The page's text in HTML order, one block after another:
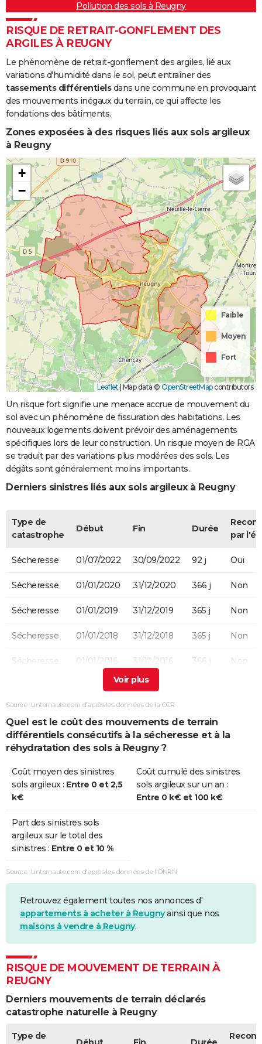
Pollution des sols à Reugny
RISQUE DE RETRAIT-GONFLEMENT DES
ARGILES À REUGNY
Le phénomène de retrait-gonflement des argiles, lié aux
variations d'humidité dans le sol, peut entraîner des
tassements différentielsdans une commune en provoquant
des mouvements inégaux du terrain, ce qui affecte les
fondations des bâtiments.
Zones exposées à des risques liés aux sols argileux
à Reugny
+
−
Faible
Moyen
Fort
Leaflet| Map data © OpenStreetMapcontributors
Un risque fort signifie une menace accrue de mouvement du
sol avec un phénomène de fissuration des habitations. Les
nouveaux logements doivent prévoir des aménagements
spécifiques lors de leur construction. Un risque moyen de RGA
se traduit par des variations plus modérées des sols. Les
dégâts sont généralement moins importants.
Derniers sinistres liés aux sols argileux à Reugny
Type de
catastrophe
Début Fin Durée
par
Sécheresse 01/07/2022 30/09/2022 92 j Oui
Sécheresse 01/01/2020 31/12/2020 366 j Non
Sécheresse 01/01/2019 31/12/2019 365 j Non
Sécheresse 01/01/2018 31/12/2018 365 j Non
Sécheresse 01/01/2016 31/12/2016 366 j Non
01/04/2011
Sécheresse 01/03/2011 31/03/2011 31 j
Sécheresse 01/07/2003 30/09/2003 92 j
Sécheresse 01/12/1990
Source : Linternaute.com d'après les données de la CCR
Quel est le coût des mouvements de terrain
différentiels consécutifs à la sécheresse et à la
réhydratation des sols à Reugny ?
Coût moyen des sinistres
sols argileux : Entre 0 et 2,5
k€
Coût cumulé des sinistres
sols argileux sur un an :
Entre 0 k€ et 100 k€
Part des sinistres sols
argileux sur le total des
sinistres : Entre 0 et 10 %
Source : Linternaute.com d'après les données de l'ONRN
Retrouvez également toutes nos annonces d'
appartements à acheter à Reugnyainsi que nos
maisons à vendre à Reugny.
RISQUE DE MOUVEMENT DE TERRAIN À
REUGNY
Derniers mouvements de terrain déclarés
catastrophe naturelle à Reugny
Type de